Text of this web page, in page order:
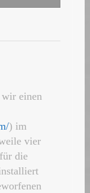
wir einen
) im
vier
die